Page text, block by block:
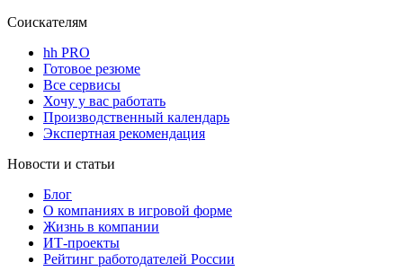
Соискателям
hh PRO
Готовое резюме
Все сервисы
Хочу у вас работать
Производственный календарь
Экспертная рекомендация
Новости и статьи
Блог
О компаниях в игровой форме
Жизнь в компании
ИТ-проекты
Рейтинг работодателей России